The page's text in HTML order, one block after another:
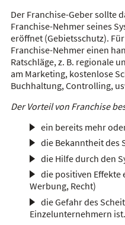
Der Franchise-Geber sollte
Franchise-Nehmer seines
eröffnet (Gebietsschutz).
Franchise-Nehmer einen
Ratschläge, z. B. regionale
am Marketing, kostenlose
Buchhaltung, Controlling,
Der Vorteil von Franchise
ein bereits mehr
die Bekanntheit des
die Hilfe durch den
die positiven Effekte
Werbung, Recht)
die Gefahr des
Einzelunternehmern ist.